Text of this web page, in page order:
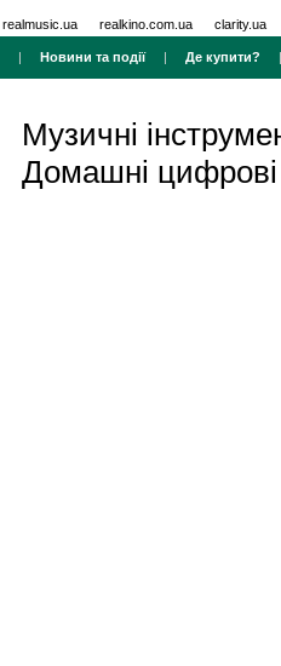
realmusic.ua realkino.com.ua clarity.ua
| Новини та події| Де купити?
Музичні
Домашні цифрові